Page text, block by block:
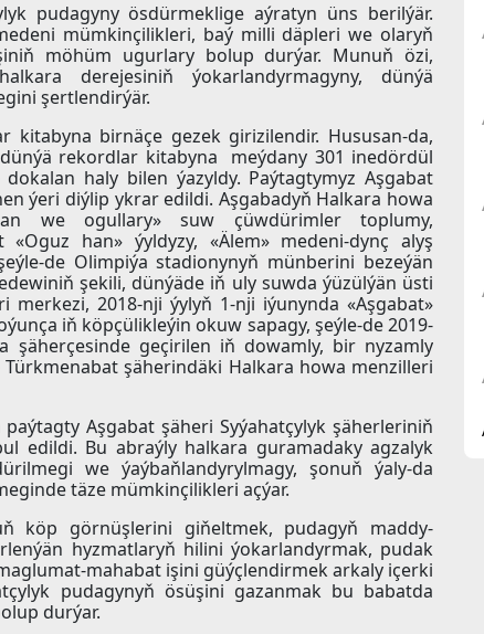
pudagyny ösdürmeklige aýratyn üns berilýär.
mümkinçilikleri, baý milli däpleri we olaryň
möhüm ugurlary bolup durýar. Munuň özi,
derejesiniň ýokarlandyrmagyny, dünýä
şertlendirýär.
kitabyna birnäçe gezek girizilendir. Hususan-da,
rekordlar kitabyna meýdany 301 inedördül
haly bilen ýazyldy. Paýtagtymyz Aşgabat
ýeri diýlip ykrar edildi. Aşgabadyň Halkara howa
we ogullary» suw çüwdürimler toplumy,
han» ýyldyzy, «Älem» medeni-dynç alyş
de Olimpiýa stadionynyň münberini bezeýän
şekili, dünýäde iň uly suwda ýüzülýän üsti
2018-nji ýylyň 1-nji iýunynda «Aşgabat»
iň köpçülikleýin okuw sapagy, şeýle-de 2019-
şäherçesinde geçirilen iň dowamly, bir nyzamly
şäherindäki Halkara howa menzilleri
Aşgabat şäheri Syýahatçylyk şäherleriniň
edildi. Bu abraýly halkara guramadaky agzalyk
we ýaýbaňlandyrylmagy, şonuň ýaly-da
täze mümkinçilikleri açýar.
köp görnüşlerini giňeltmek, pudagyň maddy-
hyzmatlaryň hilini ýokarlandyrmak, pudak
mahabat işini güýçlendirmek arkaly içerki
pudagynyň ösüşini gazanmak bu babatda
durýar.